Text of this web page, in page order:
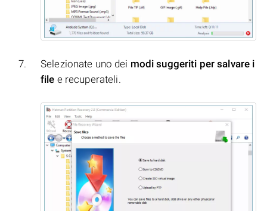
Selezionate uno dei modi suggeriti per salvare i
file e recuperateli.